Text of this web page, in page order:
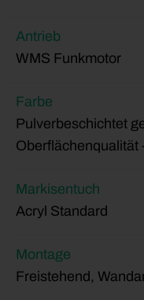
Antrieb
WMS Funkmotor
Farbe
Pulverbeschichtet
Oberflächenqualität
Markisentuch
Acryl Standard
Montage
Freistehend,